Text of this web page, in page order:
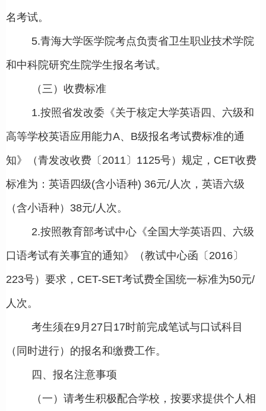
名考试。
5.青海大学医学院考点负责省卫生职业技术学院
和中科院研究生院学生报名考试。
（三）收费标准
1.按照省发改委《关于核定大学英语四、六级和
高等学校英语应用能力A、B级报名考试费标准的通
知》（青发改收费〔2011〕1125号）规定，CET收费
标准为：英语四级(含小语种) 36元/人次，英语六级
（含小语种）38元/人次。
2.按照教育部考试中心《全国大学英语四、六级
口语考试有关事宜的通知》（教试中心函〔2016〕
223号）要求，CET-SET考试费全国统一标准为50元/
人次。
考生须在9月27日17时前完成笔试与口试科目
（同时进行）的报名和缴费工作。
四、报名注意事项
（一）请考生积极配合学校，按要求提供个人相